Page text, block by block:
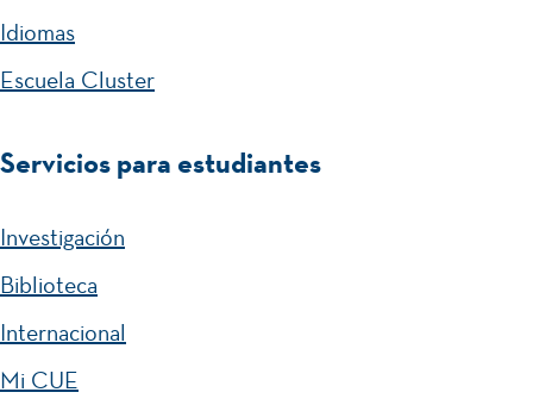
Idiomas
Escuela Cluster
Servicios para estudiantes
Investigación
Biblioteca
Internacional
Mi CUE